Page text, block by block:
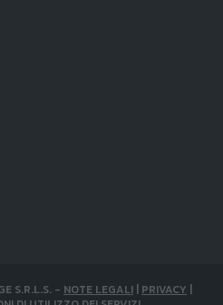
S.R.L.S. - NOTE LEGALI | PRIVACY |